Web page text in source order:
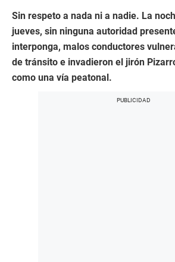
Sin respeto a nada ni a nadie. La
jueves, sin ninguna autoridad
interponga, malos conductores
de tránsito e invadieron el jirón
como una vía peatonal.